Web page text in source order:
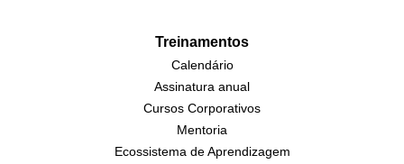
Treinamentos
Calendário
Assinatura anual
Cursos Corporativos
Mentoria
Ecossistema de Aprendizagem